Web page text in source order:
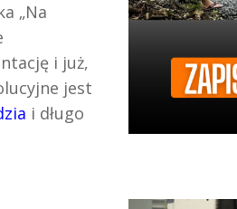
„Na
i już,
jest
i długo